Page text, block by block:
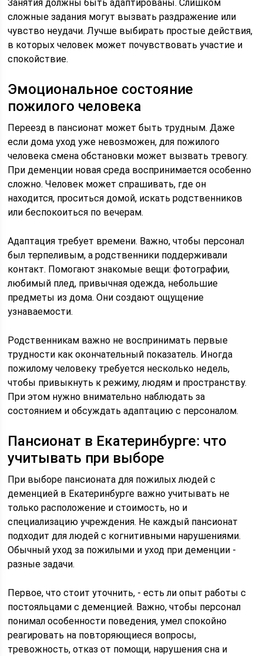
Занятия должны быть адаптированы. Слишком
сложные задания могут вызвать раздражение или
чувство неудачи. Лучше выбирать простые действия,
в которых человек может почувствовать участие и
спокойствие.
Эмоциональное состояние
пожилого человека
Переезд в пансионат может быть трудным. Даже
если дома уход уже невозможен, для пожилого
человека смена обстановки может вызвать тревогу.
При деменции новая среда воспринимается особенно
сложно. Человек может спрашивать, где он
находится, проситься домой, искать родственников
или беспокоиться по вечерам.
Адаптация требует времени. Важно, чтобы персонал
был терпеливым, а родственники поддерживали
контакт. Помогают знакомые вещи: фотографии,
любимый плед, привычная одежда, небольшие
предметы из дома. Они создают ощущение
узнаваемости.
Родственникам важно не воспринимать первые
трудности как окончательный показатель. Иногда
пожилому человеку требуется несколько недель,
чтобы привыкнуть к режиму, людям и пространству.
При этом нужно внимательно наблюдать за
состоянием и обсуждать адаптацию с персоналом.
Пансионат в Екатеринбурге: что
учитывать при выборе
При выборе пансионата для пожилых людей с
деменцией в Екатеринбурге важно учитывать не
только расположение и стоимость, но и
специализацию учреждения. Не каждый пансионат
подходит для людей с когнитивными нарушениями.
Обычный уход за пожилыми и уход при деменции -
разные задачи.
Первое, что стоит уточнить, - есть ли опыт работы с
постояльцами с деменцией. Важно, чтобы персонал
понимал особенности поведения, умел спокойно
реагировать на повторяющиеся вопросы,
тревожность, отказ от помощи, нарушения сна и